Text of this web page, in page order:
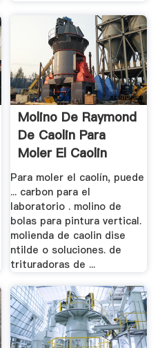
Molino De Raymond
De Caolin Para
Moler El Caolin
Para moler el caolín, puede
... carbon para el
laboratorio . molino de
bolas para pintura vertical.
molienda de caolin dise
ntilde o soluciones. de
trituradoras de ...